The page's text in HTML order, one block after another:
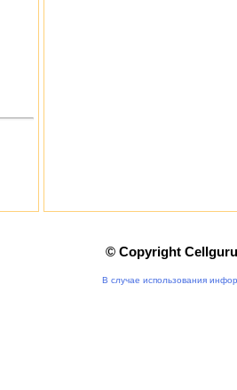
© Copyright
В случае использования